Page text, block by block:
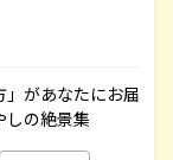
があなたにお届
しの絶景集